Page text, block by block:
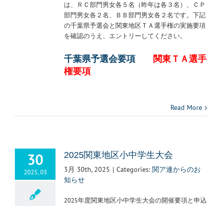
は、ＲＣ部門男女各５名（昨年は各３名）、ＣＰ
部門男女各２名、ＢＢ部門男女各２名です。下記
の千葉県予選会と関東地区ＴＡ選手権の実施要項
を確認のうえ、エントリーしてください。
千葉県予選会要項
関東ＴＡ選手
権要項
Read More
30
2025, 03
2025関東地区小中学生大会
3月 30th, 2025 | Categories: 関ア連からのお
知らせ
2025年度関東地区小中学生大会の開催要項と申込